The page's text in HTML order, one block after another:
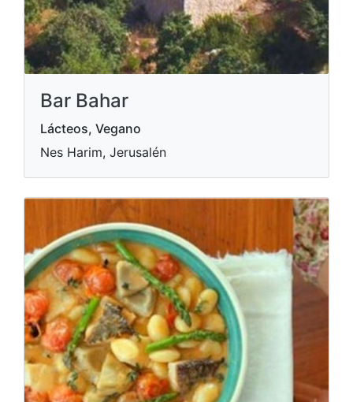
Bar Bahar
Lácteos, Vegano
Nes Harim, Jerusalén